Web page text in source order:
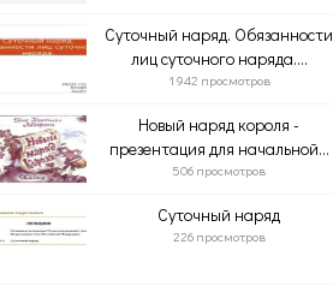
Суточный наряд. Обязанности
лиц суточного наряда....
1 942 просмотров
Новый наряд короля -
презентация для начальной...
506 просмотров
Суточный наряд
226 просмотров